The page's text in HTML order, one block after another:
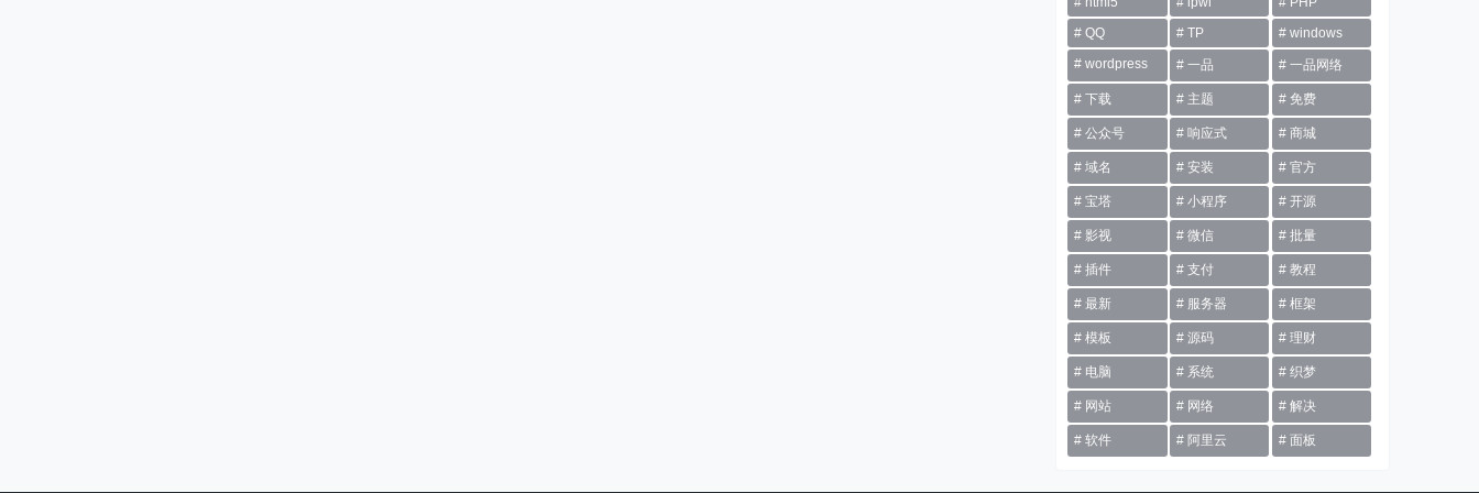
QQ
TP
windows
wordpress
一品 一品网络
下载 主题 免费
公众号 响应式 商城
域名 安装 官方
宝塔 小程序 开源
影视 微信 批量
插件 支付 教程
最新 服务器 框架
模板 源码 理财
电脑 系统 织梦
网站 网络 解决
软件 阿里云 面板